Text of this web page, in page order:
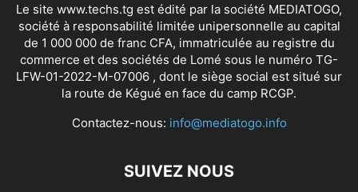
Le site www.techs.tg est édité par la société MEDIATOGO,
société à responsabilité limitée unipersonnelle au capital
de 1 000 000 de franc CFA, immatriculée au registre du
commerce et des sociétés de Lomé sous le numéro TG-
LFW-01-2022-M-07006 , dont le siège social est situé sur
la route de Kégué en face du camp RCGP.
Contactez-nous: info@mediatogo.info
SUIVEZ NOUS